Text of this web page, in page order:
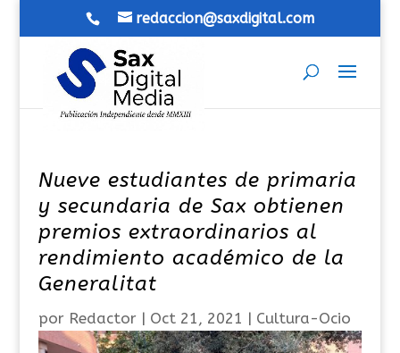
redaccion@saxdigital.com
Nueve estudiantes de primaria
y secundaria de Sax obtienen
premios extraordinarios al
rendimiento académico de la
Generalitat
por Redactor| Oct 21, 2021 | Cultura-Ocio